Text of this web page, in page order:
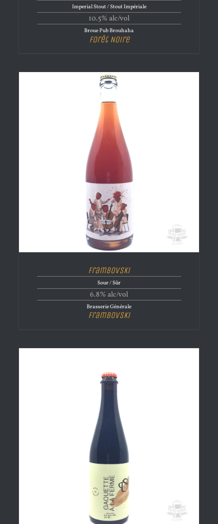
Imperial Stout / Stout Impériale
10.5% alc/vol
Broue Pub Brouhaha
Forêt Noire
Frambovski
Sour / Sûr
6.8% alc/vol
Brasserie Générale
Frambovski